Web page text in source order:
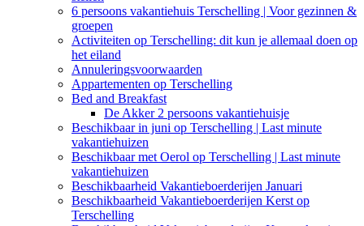
6 persoons vakantiehuis Terschelling | Voor gezinnen &
groepen
Activiteiten op Terschelling: dit kun je allemaal doen op
het eiland
Annuleringsvoorwaarden
Appartementen op Terschelling
Bed and Breakfast
De Akker 2 persoons vakantiehuisje
Beschikbaar in juni op Terschelling | Last minute
vakantiehuizen
Beschikbaar met Oerol op Terschelling | Last minute
vakantiehuizen
Beschikbaarheid Vakantieboerderijen Januari
Beschikbaarheid Vakantieboerderijen Kerst op
Terschelling